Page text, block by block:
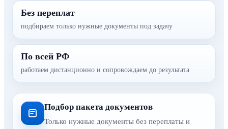
Без переплат
подбираем только нужные документы под задачу
По всей РФ
работаем дистанционно и сопровождаем до результата
Подбор пакета документов
Только нужные документы без переплаты и